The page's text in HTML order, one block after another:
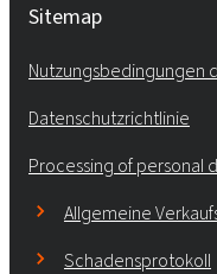
Sitemap
Nutzungsbedingungen
Datenschutzrichtlinie
Processing of personal
Allgemeine
Schadensprotokoll